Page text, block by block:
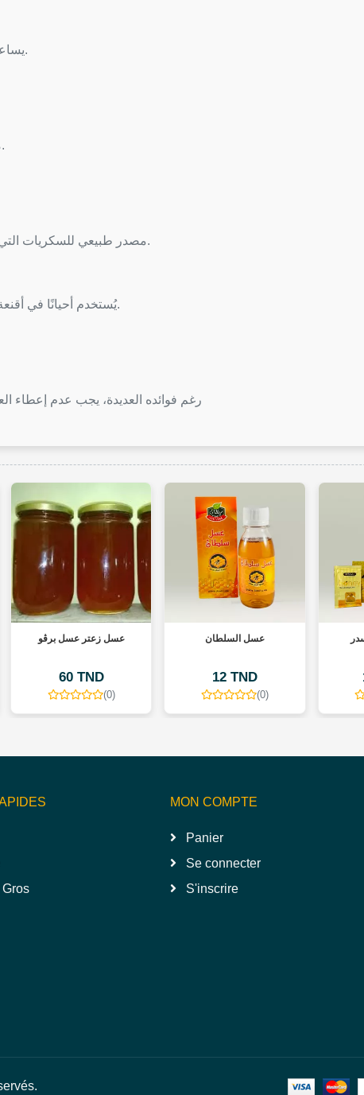
يساعد في تهدئة المعدة والتقليل من التهابات الجهاز الهضمي.
مضاد للجراثيم التي تُسبب تسوس الأسنان والتهاب اللثة.
مصدر طبيعي للسكريات التي تمنح الجسم طاقة سريعة، خاصة عند التعب أو الإرهاق.
يُستخدم أحيانًا في أقنعة الوجه أو الكريمات الطبيعية لترطيب البشرة وتطهيرها.
رغم فوائده العديدة، يجب عدم
عسل السلطان
12 TND
اكياس عسل السدر
120 TND
MON COMPTE
Panier
Se connecter
S'inscrire